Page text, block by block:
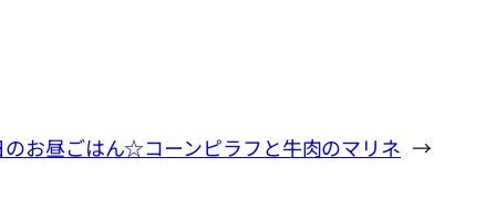
お昼ごはん☆コーンピラフと牛肉のマリネ →